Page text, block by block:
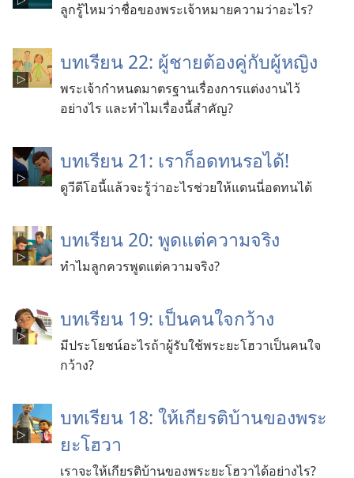
ลูกรู้ไหมว่าชื่อของพระเจ้าหมายความว่าอะไร?
บทเรียน 22: ผู้ชายต้องคู่กับผู้หญิง
พระเจ้ากำหนดมาตรฐานเรื่องการแต่งงานไว้
อย่างไร และทำไมเรื่องนี้สำคัญ?
บทเรียน 21: เราก็อดทนรอได้!
ดูวีดีโอนี้แล้วจะรู้ว่าอะไรช่วยให้แดนนี่อดทนได้
บทเรียน 20: พูดแต่ความจริง
ทำไมลูกควรพูดแต่ความจริง?
บทเรียน 19: เป็นคนใจกว้าง
มีประโยชน์อะไรถ้าผู้รับใช้พระยะโฮวาเป็นคนใจ
กว้าง?
บทเรียน 18: ให้เกียรติบ้านของพระ
ยะโฮวา
เราจะให้เกียรติบ้านของพระยะโฮวาได้อย่างไร?